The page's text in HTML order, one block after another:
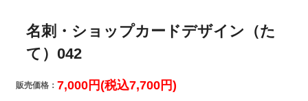
名刺・ショップカードデザイン（た
て）042
販売価格： 7,000円(税込7,700円)